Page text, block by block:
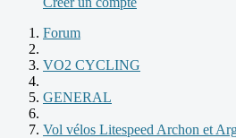
Forum
VO2 CYCLING
GENERAL
Vol vélos Litespeed Archon et